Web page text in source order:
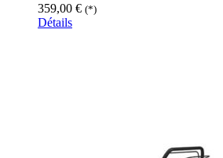
359,00 € (*)
Détails